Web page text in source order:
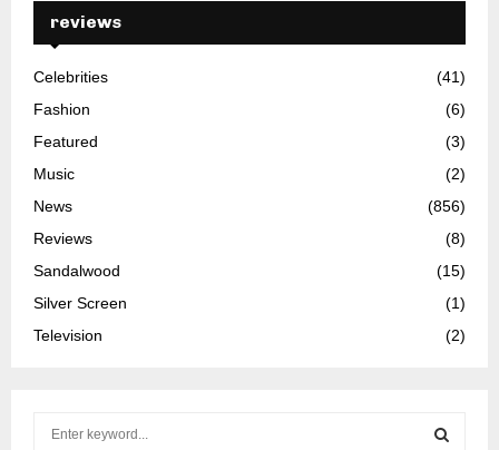
reviews
Celebrities
(41)
Fashion
(6)
Featured
(3)
Music
(2)
News
(856)
Reviews
(8)
Sandalwood
(15)
Silver Screen
(1)
Television
(2)